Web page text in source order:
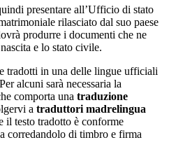
presentare all’Ufficio di stato
rilasciato dal suo paese
produrre i documenti che ne
e lo stato civile.
tradotti in una delle lingue ufficiali
alcuni sarà necessaria la
comporta una traduzione
a traduttori madrelingua
il testo tradotto è conforme
corredandolo di timbro e firma